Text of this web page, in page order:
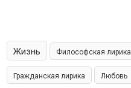
Жизнь Философская лирика
Гражданская лирика Любовь